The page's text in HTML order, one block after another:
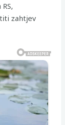
zahtjev